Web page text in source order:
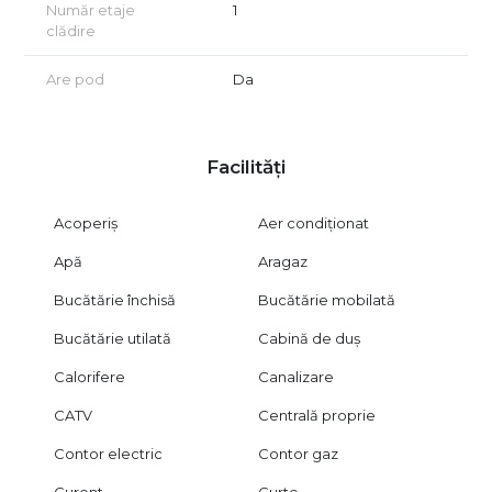
de vizionare, conform articolului 2096–2102 din Codul Civil.
Certificatul energetic va fi disponibil la vânzare.
Număr etaje
clădire
1
Are pod Da
Facilități
Acoperiș Aer condiționat
Apă Aragaz
Bucătărie închisă Bucătărie mobilată
Bucătărie utilată Cabină de duș
Calorifere Canalizare
CATV Centrală proprie
Contor electric Contor gaz